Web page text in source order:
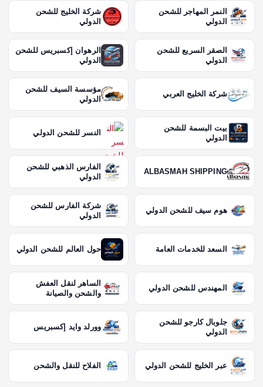
النمر المهاجر للشحن
الدولي
شركة الخليج للشحن
الدولي
الصقر السريع للشحن
الدولي
الرهوان إكسبريس للشحن
الدولي
شركة الخليج العربي
مؤسسة السيف للشحن
الدولي
بيت البسمة للشحن
الدولي
النسر للشحن الدولي
ALBASMAH SHIPPING
الفارس الذهبي للشحن
الدولي
هوم سيف للشحن الدولي
شركة الفارس للشحن
الدولي
السعد للخدمات العامة حول العالم للشحن الدولي
المهندس للشحن الدولي
الساهر لنقل العفش
والشحن والصيانة
جلوبال كارجو للشحن
الدولي
وورلد وايد إكسبريس
عبر الخليج للشحن الدولي الفلاح للنقل والشحن